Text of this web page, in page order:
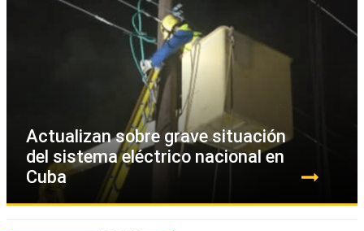
Actualizan sobre grave situación
del sistema eléctrico nacional en
Cuba